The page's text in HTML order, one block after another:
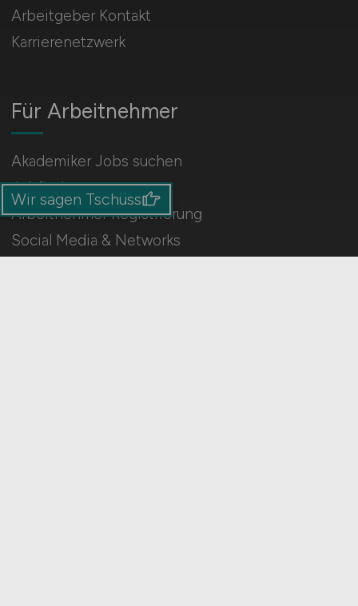
Für Arbeitnehmer
Akademiker Jobs suchen
Jobfinder
Arbeitnehmer Registrierung
Social Media & Networks
Arbeitgeber Kontakt
Karrierenetzwerk
Wir sagen Tschüss